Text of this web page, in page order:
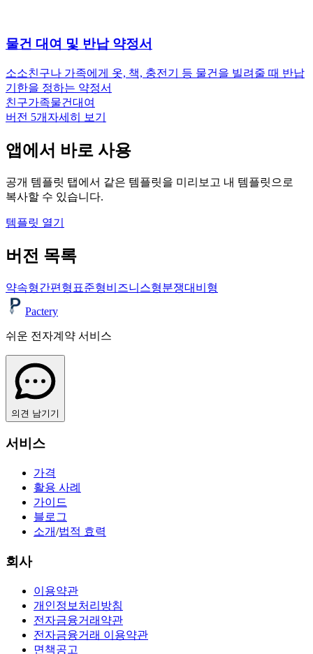
물건 대여 및 반납 약정서
소소친구나 가족에게 옷, 책, 충전기 등 물건을 빌려줄 때 반납
기한을 정하는 약정서
친구가족물건대여
버전 5개 자세히 보기
앱에서 바로 사용
공개 템플릿 탭에서 같은 템플릿을 미리보고 내 템플릿으로
복사할 수 있습니다.
템플릿 열기
버전 목록
약속형간편형 표준형비즈니스형분쟁대비형
Pactery
쉬운 전자계약 서비스
의견 남기기
서비스
가격
활용 사례
가이드
블로그
소개/법적 효력
회사
이용약관
개인정보처리방침
전자금융거래약관
전자금융거래 이용약관
면책공고